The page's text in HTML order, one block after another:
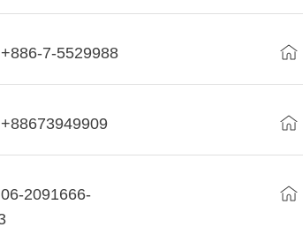
7-5529988
2091666-